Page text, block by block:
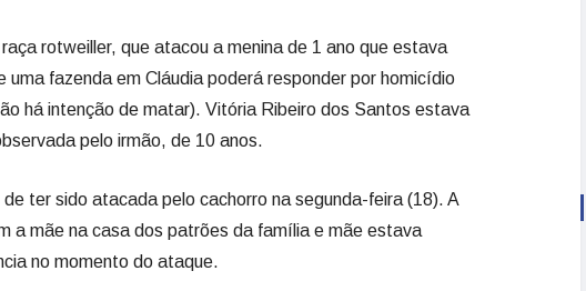
rotweiller, que atacou a menina de 1 ano que estava
uma fazenda em Cláudia poderá responder por homicídio
há intenção de matar). Vitória Ribeiro dos Santos estava
pelo irmão, de 10 anos.
de ter sido atacada pelo cachorro na segunda-feira (18). A
a mãe na casa dos patrões da família e mãe estava
no momento do ataque.